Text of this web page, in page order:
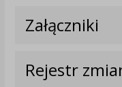
Załączniki
Rejestr